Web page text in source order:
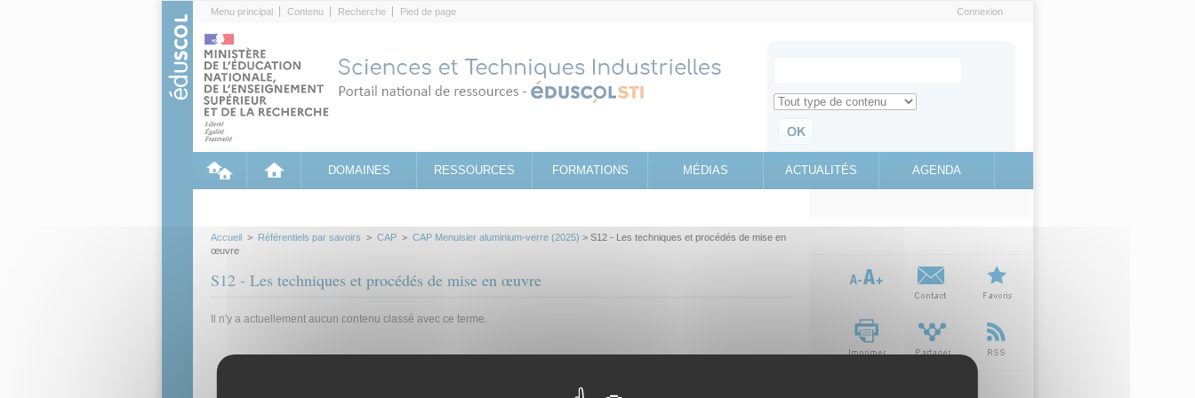
Menu principal Contenu Recherche Pied de page Connexion
Search for
Retrouvez toute l'information sur le site education.gouv.fr
DOMAINES RESSOURCES FORMATIONS MÉDIAS ACTUALITÉS AGENDA
Accueil > Référentiels par savoirs > CAP > CAP Menuisier aluminium-verre (2025) > S12 - Les techniques et procédés de mise en
œuvre
S12 - Les techniques et procédés de mise en œuvre
Il n'y a actuellement aucun contenu classé avec ce terme.